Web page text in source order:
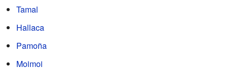
Tamal
Hallaca
Pamoña
Moimoi